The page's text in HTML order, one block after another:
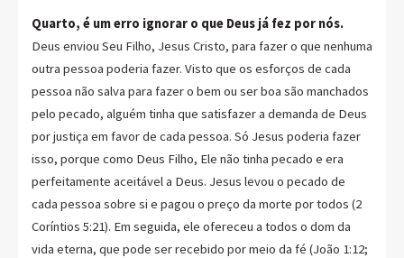
Quarto, é um erro ignorar o que Deus já fez por nós.
Deus enviou Seu Filho, Jesus Cristo, para fazer o que nenhuma
outra pessoa poderia fazer. Visto que os esforços de cada
pessoa não salva para fazer o bem ou ser boa são manchados
pelo pecado, alguém tinha que satisfazer a demanda de Deus
por justiça em favor de cada pessoa. Só Jesus poderia fazer
isso, porque como Deus Filho, Ele não tinha pecado e era
perfeitamente aceitável a Deus. Jesus levou o pecado de
cada pessoa sobre si e pagou o preço da morte por todos (2
Coríntios 5:21). Em seguida, ele ofereceu a todos o dom da
vida eterna, que pode ser recebido por meio da fé (João 1:12;